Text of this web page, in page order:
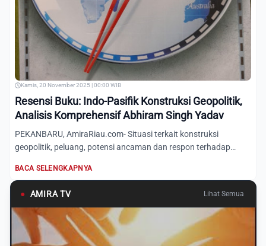
Kamis, 20 November 2025 | 00:00 WIB
Resensi Buku: Indo-Pasifik Konstruksi Geopolitik,
Analisis Komprehensif Abhiram Singh Yadav
PEKANBARU, AmiraRiau.com- Situasi terkait konstruksi
geopolitik, peluang, potensi ancaman dan respon terhadap
BACA SELENGKAPNYA
● AMIRA TV Lihat Semua